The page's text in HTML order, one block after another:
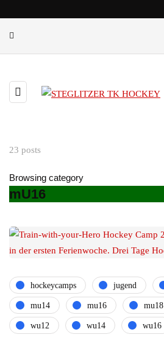
23 posts
Browsing category
mU16
hockeycamps jugend
mu14 mu16 mu18
wu12 wu14 wu16